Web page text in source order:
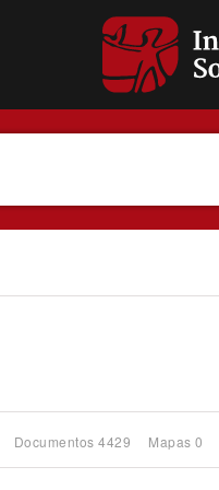
Documentos 4429 Mapas 0